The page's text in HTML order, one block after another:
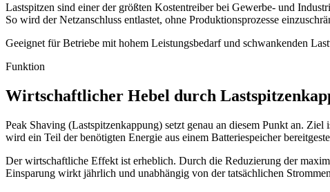
Lastspitzen sind einer der größten Kostentreiber bei Gewerbe- und
So wird der Netzanschluss entlastet, ohne Produktionsprozesse
Geeignet für Betriebe mit hohem Leistungsbedarf und schwankenden
Funktion
Wirtschaftlicher Hebel durch
Peak Shaving (Lastspitzenkappung) setzt genau an diesem Punkt an.
wird ein Teil der benötigten Energie aus einem Batteriespeicher
Der wirtschaftliche Effekt ist erheblich. Durch die Reduzierung der
Einsparung wirkt jährlich und unabhängig von der tatsächlichen